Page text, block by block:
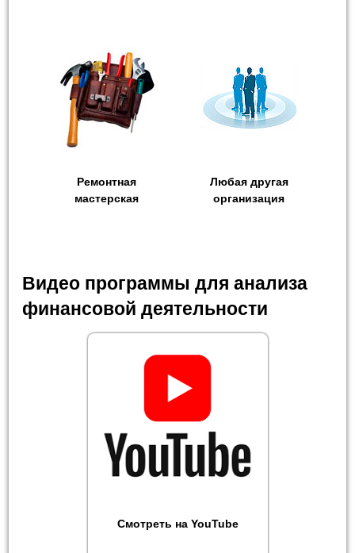
Ремонтная
мастерская
Любая другая
организация
Видео программы для анализа
финансовой деятельности
Смотреть на YouTube